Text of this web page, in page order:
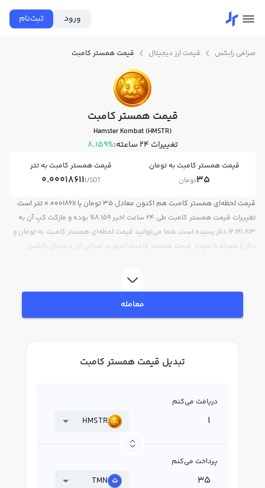
ورود ثبت‌نام
صرافی رابکس قیمت ارز دیجیتال قیمت همستر کامبت
قیمت همستر کامبت
Hamster Kombat (HMSTR)
تغییرات ۲۴ ساعته: 8.159%
قیمت همستر کامبت به تومان
35تومان
قیمت همستر کامبت به تتر
0.00018611USDT
قیمت لحظه‌ای همستر کامبت هم اکنون معادل 35 تومان یا 0.00018611 تتر است.
تغییرات قیمت همستر کامبت طی 24 ساعت اخیر 8.159% بوده و مارکت کپ آن به
12,121,813 دلار رسیده است. شما می‌توانید قیمت لحظه‌ای همستر کامبت به تومان و
دلار را همراه با نمودار قیمت همستر کامبت امروز در صرافی ارز دیجیتال رابکس
معامله
تبدیل قیمت همستر کامبت
دریافت می‌کنم
HMSTR
پرداخت می‌کنم
TMN